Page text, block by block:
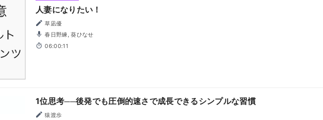
人妻になりたい！
草凪優
春日野練, 葵ひなせ
06:00:11
1位思考──後発でも圧倒的速さで成長できるシンプルな習慣
猿渡歩